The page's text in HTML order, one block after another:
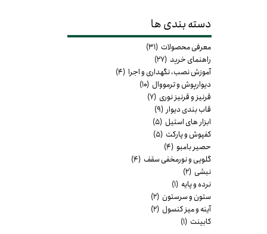
دسته بندی ها
معرفی محصولات (۳۱)
راهنمای خرید (۲۷)
آموزش نصب، نگهداری و اجرا (۴)
دیوارپوش و ترمووال (۱۰)
قرنیز و قرنیز نوری (۷)
قاب بندی دیوار (۹)
ابزار های استیل (۵)
کفپوش و پارکت (۵)
حصیر بامبو (۴)
گلویی و نورمخفی سقف (۴)
نبشی (۲)
نرده و پایه (۱)
ستون و سرستون (۲)
آینه و میز کنسول (۲)
کابینت (۱)